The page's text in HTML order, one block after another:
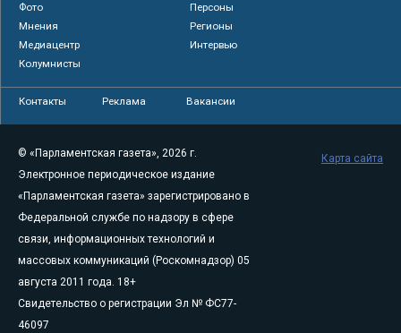
Фото
Персоны
Мнения
Регионы
Медиацентр
Интервью
Колумнисты
Контакты Реклама Вакансии
© «Парламентская газета», 2026 г.
Электронное периодическое издание
«Парламентская газета» зарегистрировано в
Федеральной службе по надзору в сфере
связи, информационных технологий и
массовых коммуникаций (Роскомнадзор) 05
августа 2011 года. 18+
Свидетельство о регистрации Эл № ФС77-
46097
Карта сайта